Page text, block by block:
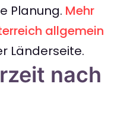
Planung. Mehr
allgemein
Länderseite.
nach